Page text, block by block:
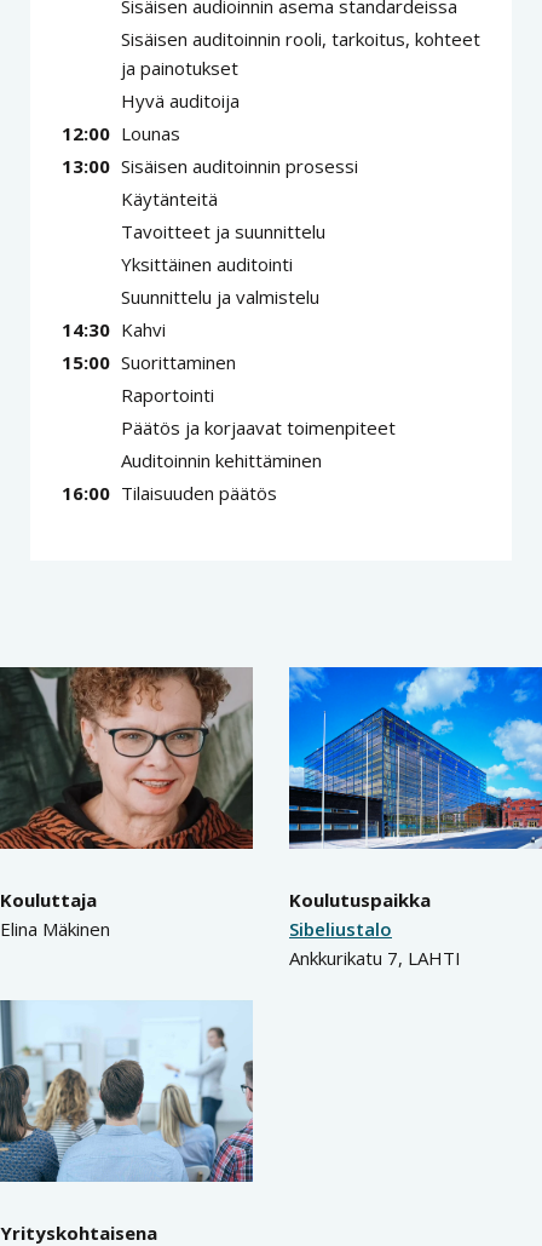
Sisäisen audioinnin asema standardeissa
Sisäisen auditoinnin rooli, tarkoitus, kohteet
ja painotukset
Hyvä auditoija
12:00 Lounas
13:00 Sisäisen auditoinnin prosessi
Käytänteitä
Tavoitteet ja suunnittelu
Yksittäinen auditointi
Suunnittelu ja valmistelu
14:30 Kahvi
15:00 Suorittaminen
Raportointi
Päätös ja korjaavat toimenpiteet
Auditoinnin kehittäminen
16:00 Tilaisuuden päätös
Kouluttaja
Elina Mäkinen
Koulutuspaikka
Sibeliustalo
Ankkurikatu 7, LAHTI
Yrityskohtaisena